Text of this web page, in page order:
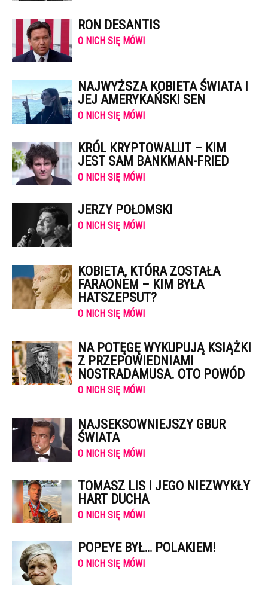
RON DESANTIS
O NICH SIĘ MÓWI
NAJWYŻSZA KOBIETA ŚWIATA I
JEJ AMERYKAŃSKI SEN
O NICH SIĘ MÓWI
KRÓL KRYPTOWALUT – KIM
JEST SAM BANKMAN-FRIED
O NICH SIĘ MÓWI
JERZY POŁOMSKI
O NICH SIĘ MÓWI
KOBIETA, KTÓRA ZOSTAŁA
FARAONEM – KIM BYŁA
HATSZEPSUT?
O NICH SIĘ MÓWI
NA POTĘGĘ WYKUPUJĄ KSIĄŻKI
Z PRZEPOWIEDNIAMI
NOSTRADAMUSA. OTO POWÓD
O NICH SIĘ MÓWI
NAJSEKSOWNIEJSZY GBUR
ŚWIATA
O NICH SIĘ MÓWI
TOMASZ LIS I JEGO NIEZWYKŁY
HART DUCHA
O NICH SIĘ MÓWI
POPEYE BYŁ… POLAKIEM!
O NICH SIĘ MÓWI